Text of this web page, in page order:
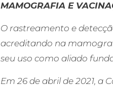
MAMOGRAFIA E
O rastreamento e
acreditando na
seu uso como aliado
Em 26 de abril de 2021, a